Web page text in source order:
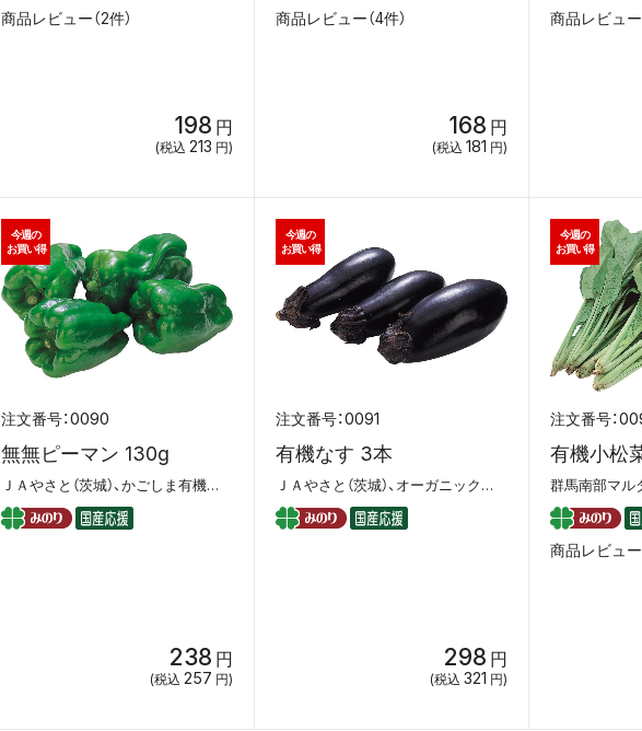
商品レビュー（2件）
198 円
(税込 213 円)
商品レビュー（4件）
168 円
(税込 181 円)
商品レビュー
0090
無無ピーマン 130g
ＪＡやさと（茨城）、かごしま有機生産組合、丸和（千葉）
今週の
お買い得
238 円
(税込 257 円)
0091
有機なす 3本
ＪＡやさと（茨城）、オーガニックハイツ（茨城）、グットファーム（山梨）
今週の
お買い得
298 円
(税込 321 円)
有機小松
群馬南部マル
今週の
お買い得
商品レビュー